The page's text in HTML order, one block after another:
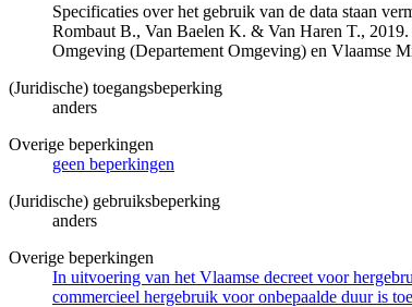
Specificaties over het gebruik van de data staan
Rombaut B., Van Baelen K. & Van Haren T.,
Omgeving (Departement Omgeving) en Vlaamse
(Juridische) toegangsbeperking
anders
Overige beperkingen
geen beperkingen
(Juridische) gebruiksbeperking
anders
Overige beperkingen
In uitvoering van het Vlaamse decreet voor
commercieel hergebruik voor onbepaalde duur is